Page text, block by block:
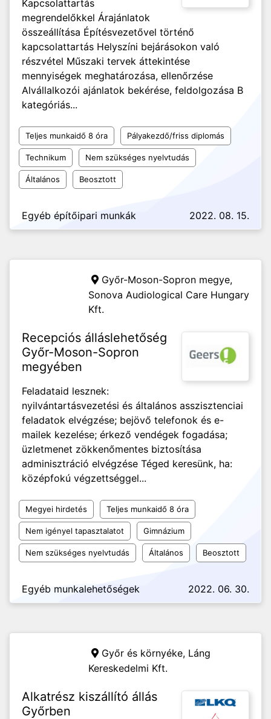
Kapcsolattartás
megrendelőkkel Árajánlatok
összeállítása Építésvezetővel történő
kapcsolattartás Helyszíni bejárásokon való
részvétel Műszaki tervek áttekintése
mennyiségek meghatározása, ellenőrzése
Alvállalkozói ajánlatok bekérése, feldolgozása B
kategóriás...
Teljes munkaidő 8 óra Pályakezdő/friss diplomás
Technikum Nem szükséges nyelvtudás
Általános Beosztott
Egyéb építőipari munkák 2022. 08. 15.
Győr-Moson-Sopron megye,
Sonova Audiological Care Hungary
Kft.
Recepciós álláslehetőség
Győr-Moson-Sopron
megyében
Feladataid lesznek:
nyilvántartásvezetési és általános asszisztenciai
feladatok elvégzése; bejövő telefonok és e-
mailek kezelése; érkező vendégek fogadása;
üzletmenet zökkenőmentes biztosítása
adminisztráció elvégzése Téged keresünk, ha:
középfokú végzettséggel...
Megyei hirdetés Teljes munkaidő 8 óra
Nem igényel tapasztalatot Gimnázium
Nem szükséges nyelvtudás Általános Beosztott
Egyéb munkalehetőségek 2022. 06. 30.
Győr és környéke, Láng
Kereskedelmi Kft.
Alkatrész kiszállító állás
Győrben